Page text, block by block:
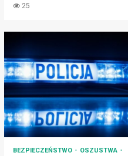
25
BEZPIECZEŃSTWO
OSZUSTWA